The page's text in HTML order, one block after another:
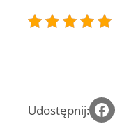
Udostępnij: Share on Facebook